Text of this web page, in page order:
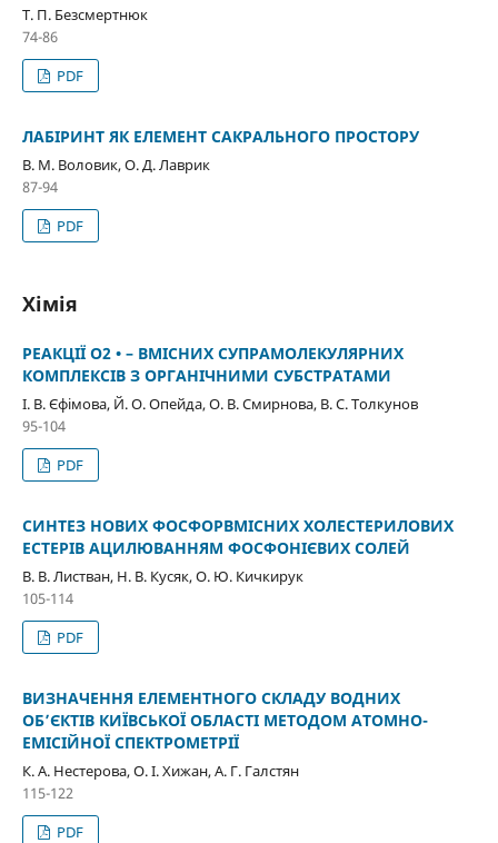
Т. П. Безсмертнюк
74-86
PDF
ЛАБІРИНТ ЯК ЕЛЕМЕНТ САКРАЛЬНОГО ПРОСТОРУ
В. М. Воловик, О. Д. Лаврик
87-94
PDF
Хімія
РЕАКЦІЇ О2 • – ВМІСНИХ СУПРАМОЛЕКУЛЯРНИХ
КОМПЛЕКСІВ З ОРГАНІЧНИМИ СУБСТРАТАМИ
І. В. Єфімова, Й. О. Опейда, О. В. Смирнова, В. С. Толкунов
95-104
PDF
СИНТЕЗ НОВИХ ФОСФОРВМІСНИХ ХОЛЕСТЕРИЛОВИХ
ЕСТЕРІВ АЦИЛЮВАННЯМ ФОСФОНІЄВИХ СОЛЕЙ
В. В. Листван, Н. В. Кусяк, О. Ю. Кичкирук
105-114
PDF
ВИЗНАЧЕННЯ ЕЛЕМЕНТНОГО СКЛАДУ ВОДНИХ
ОБ’ЄКТІВ КИЇВСЬКОЇ ОБЛАСТІ МЕТОДОМ АТОМНО-
ЕМІСІЙНОЇ СПЕКТРОМЕТРІЇ
К. А. Нестерова, О. І. Хижан, А. Г. Галстян
115-122
PDF